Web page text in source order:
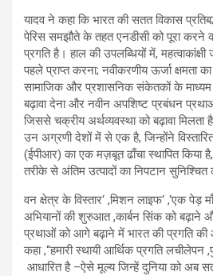
यादव ने कहा कि भारत की सतत विकास
पेरिस समझौते के तहत एनडीसी को पूरा करने
प्रगति है। हाल की उपलब्धियों में,
पहले प्राप्त करना; नवीकरणीय ऊर्जा क्षमता का
सामाजिक और प्रशासनिक संकेतकों के माध्यम
बढ़ावा देना और नवीन अपशिष्ट प्रबंधन
जिससे चक्रीय अर्थव्यवस्था को बढ़ावा
उन अग्रणी देशों में से एक है, जिन्होंने
(ईपीआर) का एक मज़बूत ढाँचा स्थापित किया
तरीके से अंतिम उत्पादों का निपटान सुनिश्चित
वन क्षेत्र के विस्तार, ‘मिशन लाइफ‘, ‘एक पेड़
अभियानों की शुरुआत,कार्बन सिंक को बढ़ाने
प्रथाओं को आगे बढ़ाने में भारत की प्रगति की
कहा,“हमारी स्थायी आर्थिक प्रगति लचीलेपन ,
आधारित है–ऐसे मूल्य जिन्हें दुनिया को अब